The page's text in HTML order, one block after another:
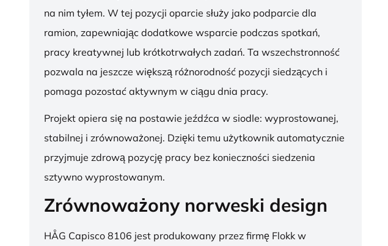
na nim tyłem. W tej pozycji oparcie służy jako podparcie dla
ramion, zapewniając dodatkowe wsparcie podczas spotkań,
pracy kreatywnej lub krótkotrwałych zadań. Ta wszechstronność
pozwala na jeszcze większą różnorodność pozycji siedzących i
pomaga pozostać aktywnym w ciągu dnia pracy.
Projekt opiera się na postawie jeźdźca w siodle: wyprostowanej,
stabilnej i zrównoważonej. Dzięki temu użytkownik automatycznie
przyjmuje zdrową pozycję pracy bez konieczności siedzenia
sztywno wyprostowanym.
Zrównoważony norweski design
HÅG Capisco 8106 jest produkowany przez firmę Flokk w